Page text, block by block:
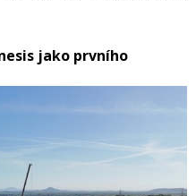
jako prvního